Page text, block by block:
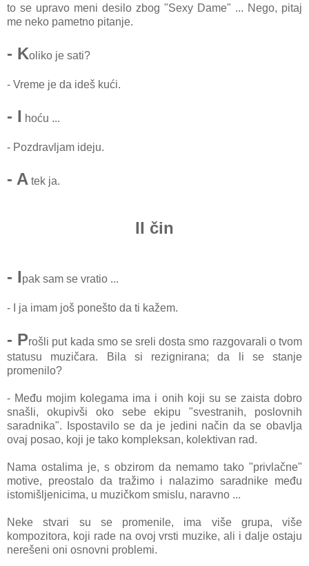
to se upravo meni desilo zbog "Sexy Dame" ... Nego, pitaj
me neko pametno pitanje.
- Koliko je sati?
- Vreme je da ideš kući.
- I hoću ...
- Pozdravljam ideju.
- A tek ja.
II čin
- Ipak sam se vratio ...
- I ja imam još ponešto da ti kažem.
- Prošli put kada smo se sreli dosta smo razgovarali o tvom
statusu muzičara. Bila si rezignirana; da li se stanje
promenilo?
- Među mojim kolegama ima i onih koji su se zaista dobro
snašli, okupivši oko sebe ekipu "svestranih, poslovnih
saradnika". Ispostavilo se da je jedini način da se obavlja
ovaj posao, koji je tako kompleksan, kolektivan rad.
Nama ostalima je, s obzirom da nemamo tako "privlačne"
motive, preostalo da tražimo i nalazimo saradnike među
istomišljenicima, u muzičkom smislu, naravno ...
Neke stvari su se promenile, ima više grupa, više
kompozitora, koji rade na ovoj vrsti muzike, ali i dalje ostaju
nerešeni oni osnovni problemi.